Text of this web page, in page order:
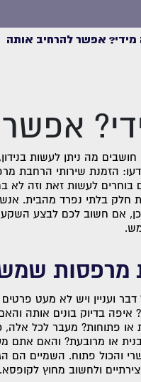
אפשר להרחיב אותה
אפשר
מה ניתן לעשות
הזמנת שירותי הרחבת
בוחרים לעשות זאת וזה לא
חלק בלתי נפרד מהבית.
אם חשוב לכם לבצע
מרפסות
דבר ועניין ויש לא מעט
איפה בדיוק בונים אותה
פתוחות? מעבר לכל אלה,
או מרובעת? והאם אתם
והכול פתוח. השמיים הם
ולחשוב מחוץ לקופסא.